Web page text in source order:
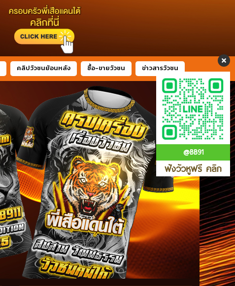
@BB91
ฟังวัวหูฟรี คลิก
คลิปวัวชนย้อนหลัง ซื้อ-ขายวัวชน ข่าวสารวัวชน